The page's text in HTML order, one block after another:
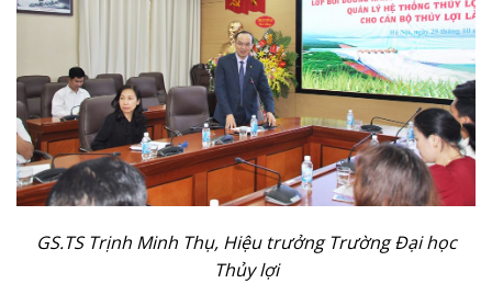
GS.TS Trịnh Minh Thụ, Hiệu trưởng Trường Đại học
Thủy lợi